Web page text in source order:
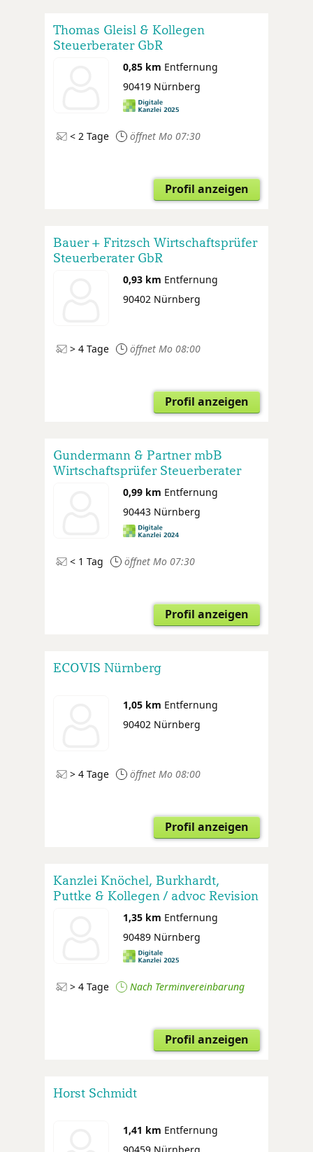
Thomas Gleisl & Kollegen
Steuerberater GbR
0,85 km Entfernung
90419 Nürnberg
< 2 Tage öffnet Mo 07:30
Profil anzeigen
Bauer + Fritzsch Wirtschaftsprüfer
Steuerberater GbR
0,93 km Entfernung
90402 Nürnberg
> 4 Tage öffnet Mo 08:00
Profil anzeigen
Gundermann & Partner mbB
Wirtschaftsprüfer Steuerberater
Landwirtschaftliche Buchstelle
0,99 km Entfernung
90443 Nürnberg
< 1 Tag öffnet Mo 07:30
Profil anzeigen
ECOVIS Nürnberg
1,05 km Entfernung
90402 Nürnberg
> 4 Tage öffnet Mo 08:00
Profil anzeigen
Kanzlei Knöchel, Burkhardt,
Puttke & Kollegen / advoc Revision
1,35 km Entfernung
90489 Nürnberg
> 4 Tage Nach Terminvereinbarung
Profil anzeigen
Horst Schmidt
1,41 km Entfernung